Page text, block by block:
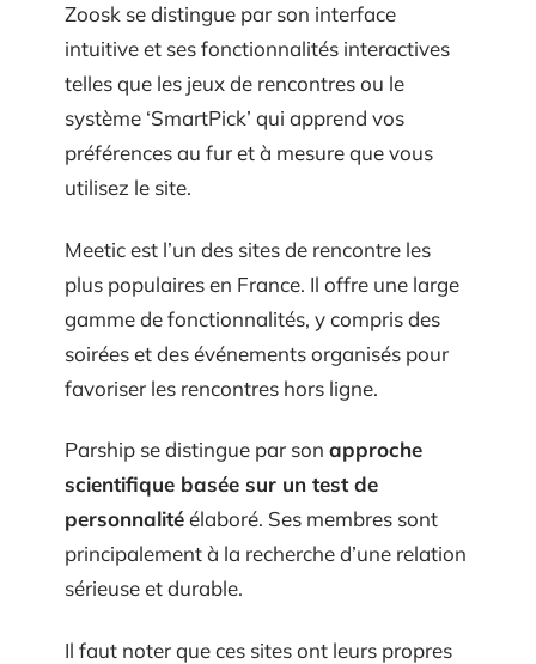
Zoosk se distingue par son interface
intuitive et ses fonctionnalités interactives
telles que les jeux de rencontres ou le
système ‘SmartPick’ qui apprend vos
préférences au fur et à mesure que vous
utilisez le site.
Meetic est l’un des sites de rencontre les
plus populaires en France. Il offre une large
gamme de fonctionnalités, y compris des
soirées et des événements organisés pour
favoriser les rencontres hors ligne.
Parship se distingue par son approche
scientifique basée sur un test de
personnalitéélaboré. Ses membres sont
principalement à la recherche d’une relation
sérieuse et durable.
Il faut noter que ces sites ont leurs propres